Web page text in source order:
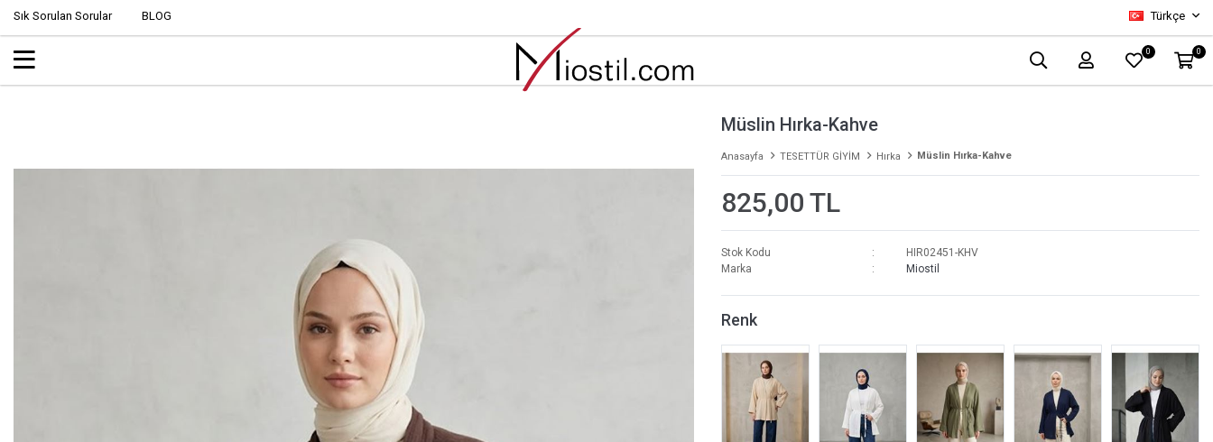
Sık Sorulan Sorular BLOG Türkçe
0 0
Müslin Hırka-Kahve
Anasayfa TESETTÜR GİYİM Hırka Müslin Hırka-Kahve
825,00 TL
Stok Kodu
HIR02451-KHV
Marka
Miostil
Renk